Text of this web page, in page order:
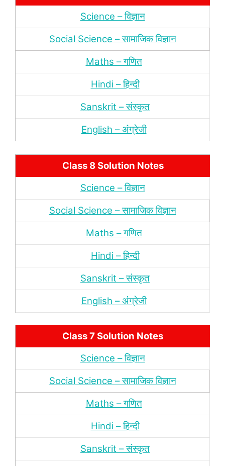
Science – विज्ञान
Social Science – सामाजिक विज्ञान
Maths – गणित
Hindi – हिन्‍दी
Sanskrit – संस्‍कृत
English – अंंग्रेजी
Class 8 Solution Notes
Science – विज्ञान
Social Science – सामाजिक विज्ञान
Maths – गणित
Hindi – हिन्‍दी
Sanskrit – संस्‍कृत
English – अंंग्रेजी
Class 7 Solution Notes
Science – विज्ञान
Social Science – सामाजिक विज्ञान
Maths – गणित
Hindi – हिन्‍दी
Sanskrit – संस्‍कृत